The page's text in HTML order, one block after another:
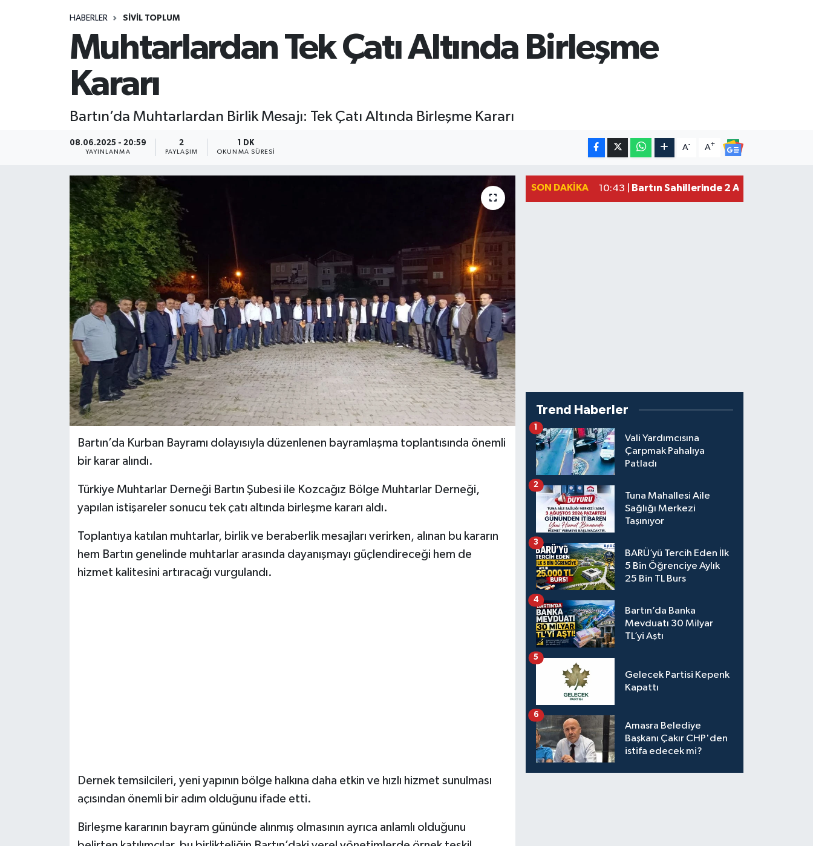
HABERLER SIVIL TOPLUM
Muhtarlardan Tek Çatı Altında Birleşme
Kararı
Bartın’da Muhtarlardan Birlik Mesajı: Tek Çatı Altında Birleşme Kararı
08.06.2025 - 20:59
YAYINLANMA
2
PAYLAŞIM
1 DK
OKUNMA SÜRESI
A- A+
Bartın’da Kurban Bayramı dolayısıyla düzenlenen bayramlaşma toplantısında önemli
bir karar alındı.
Türkiye Muhtarlar Derneği Bartın Şubesi ile Kozcağız Bölge Muhtarlar Derneği,
yapılan istişareler sonucu tek çatı altında birleşme kararı aldı.
Toplantıya katılan muhtarlar, birlik ve beraberlik mesajları verirken, alınan bu kararın
hem Bartın genelinde muhtarlar arasında dayanışmayı güçlendireceği hem de
hizmet kalitesini artıracağı vurgulandı.
Dernek temsilcileri, yeni yapının bölge halkına daha etkin ve hızlı hizmet sunulması
açısından önemli bir adım olduğunu ifade etti.
Birleşme kararının bayram gününde alınmış olmasının ayrıca anlamlı olduğunu
SON DAKIKA 10:43 | Bartın Sahillerinde 2 Ayda 271 Kişi
Trend Haberler
Vali Yardımcısına
Çarpmak Pahalıya
Patladı
1
Tuna Mahallesi Aile
Sağlığı Merkezi
Taşınıyor
2
BARÜ’yü Tercih Eden İlk
5 Bin Öğrenciye Aylık
25 Bin TL Burs
3
Bartın’da Banka
Mevduatı 30 Milyar
TL’yi Aştı
4
Gelecek Partisi Kepenk
Kapattı
5
Amasra Belediye
Başkanı Çakır CHP'den
istifa edecek mi?
6
Sivil Toplum
Yerel Yönetimler